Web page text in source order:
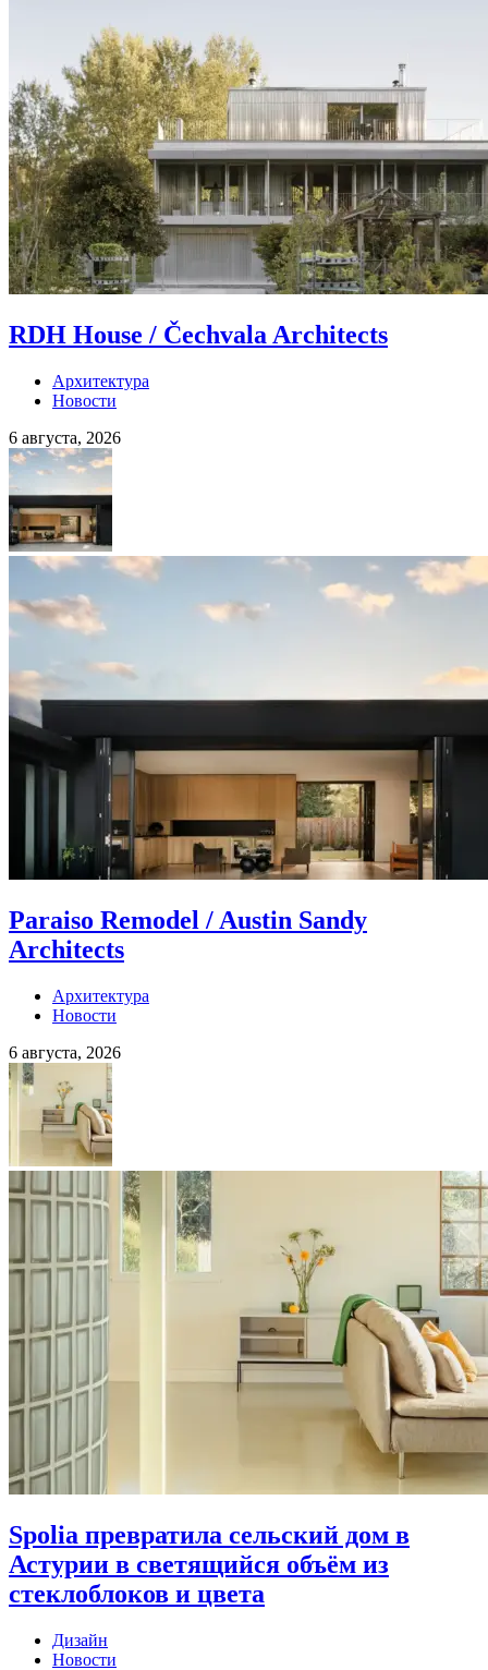
RDH House / Čechvala Architects
Архитектура
Новости
6 августа, 2026
Paraiso Remodel / Austin Sandy
Architects
Архитектура
Новости
6 августа, 2026
Spolia превратила сельский дом в
Астурии в светящийся объём из
стеклоблоков и цвета
Дизайн
Новости